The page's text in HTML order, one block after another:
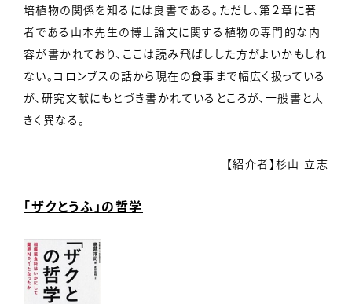
培植物の関係を知るには良書である。ただし、第２章に著
者である山本先生の博士論文に関する植物の専門的な内
容が書かれており、ここは読み飛ばしした方がよいかもしれ
ない。コロンブスの話から現在の食事まで幅広く扱っている
が、研究文献にもとづき書かれているところが、一般書と大
きく異なる。
【紹介者】杉山 立志
「ザクとうふ」の哲学